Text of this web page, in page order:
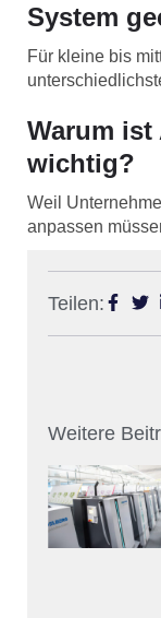
System
Für kleine bis
Warum ist
wichtig?
Weil
anpassen
Teilen:
Weitere